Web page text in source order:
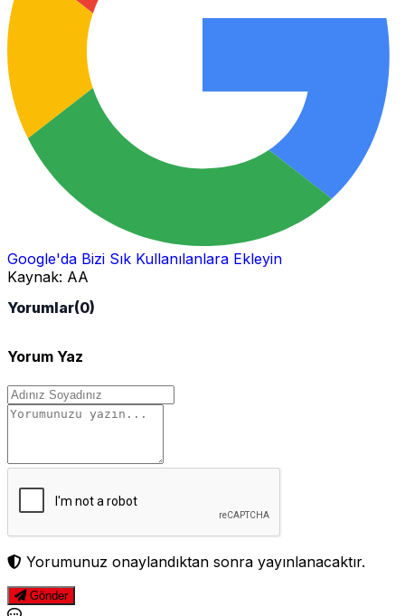
Google'da Bizi Sık Kullanılanlara Ekleyin
Kaynak: AA
Yorumlar(0)
Yorum Yaz
Yorumunuz onaylandıktan sonra yayınlanacaktır.
Gönder